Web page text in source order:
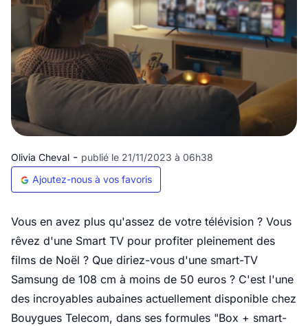
Olivia Cheval - publié le 21/11/2023 à 06h38
Ajoutez-nous à vos favoris
Vous en avez plus qu'assez de votre télévision ? Vous
rêvez d'une Smart TV pour profiter pleinement des
films de Noël ? Que diriez-vous d'une smart-TV
Samsung de 108 cm à moins de 50 euros ? C'est l'une
des incroyables aubaines actuellement disponible chez
Bouygues Telecom, dans ses formules "Box + smart-